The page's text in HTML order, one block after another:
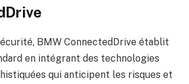
BMW ConnectedDrive établit
en intégrant des technologies
qui anticipent les risques et